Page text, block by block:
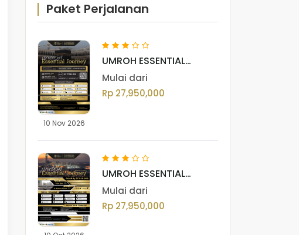
Paket Perjalanan
10 Nov 2026
UMROH ESSENTIAL
JOURNEY NOVEMBER
(GOLD) VOL. III 2026
Mulai dari
Rp 27,950,000
UMROH ESSENTIAL
JOURNEY OKTOBER
(GOLD) VOL. III 2026
Mulai dari
Rp 27,950,000